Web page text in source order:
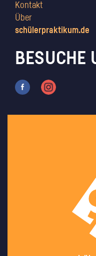
Kontakt
Über
schülerpraktikum.de
BESUCHE